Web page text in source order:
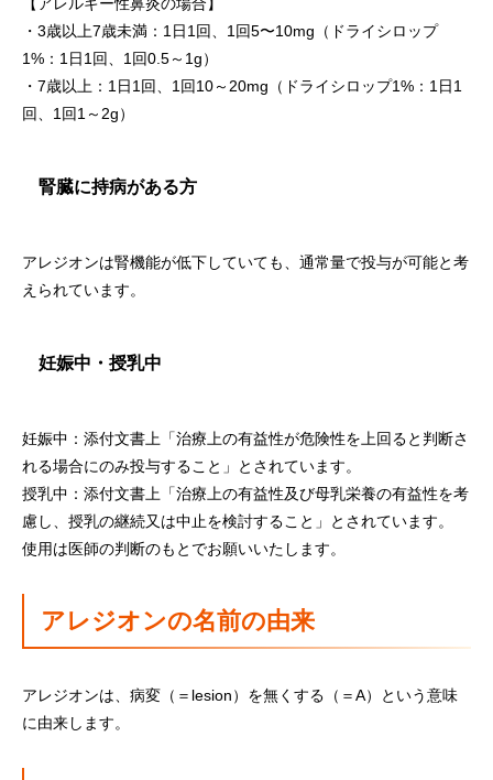
・3歳以上7歳未満：1日1回、1回5〜10mg（ドライシロップ
1%：1日1回、1回0.5～1g）
・7歳以上：1日1回、1回10～20mg（ドライシロップ1%：1日1
回、1回1～2g）
腎臓に持病がある方
アレジオンは腎機能が低下していても、通常量で投与が可能と考
えられています。
妊娠中・授乳中
妊娠中：添付文書上「治療上の有益性が危険性を上回ると判断さ
れる場合にのみ投与すること」とされています。
授乳中：添付文書上「治療上の有益性及び母乳栄養の有益性を考
慮し、授乳の継続又は中止を検討すること」とされています。
使用は医師の判断のもとでお願いいたします。
アレジオンの名前の由来
アレジオンは、病変（＝lesion）を無くする（＝A）という意味
に由来します。